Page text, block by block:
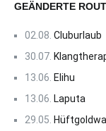
GEÄNDERTE
02.08. Cluburlaub
30.07.
13.06. Elihu
13.06. Laputa
29.05.